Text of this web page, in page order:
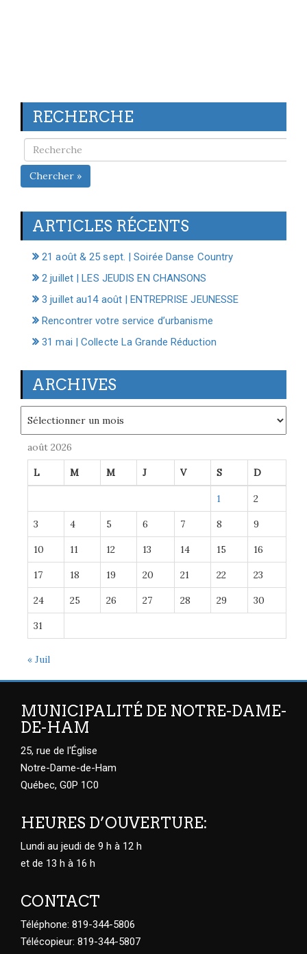
RECHERCHE
Chercher »
ARTICLES RÉCENTS
21 août & 25 sept. | Soirée Danse Country
2 juillet | LES JEUDIS EN CHANSONS
3 juillet au14 août | ENTREPRISE JEUNESSE
Rencontrer votre service d’urbanisme
31 mai | Collecte La Grande Réduction
ARCHIVES
août 2026
L M M J V S D
1 2
3 4 5 6 7 8 9
10 11 12 13 14 15 16
17 18 19 20 21 22 23
24 25 26 27 28 29 30
31
« Juil
MUNICIPALITÉ DE NOTRE-DAME-
DE-HAM
25, rue de l'Église
Notre-Dame-de-Ham
Québec, G0P 1C0
HEURES D’OUVERTURE:
Lundi au jeudi de 9 h à 12 h
et de 13 h à 16 h
CONTACT
Téléphone: 819-344-5806
Télécopieur: 819-344-5807